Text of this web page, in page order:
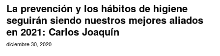
La prevención y los hábitos de higiene
seguirán siendo nuestros mejores aliados
en 2021: Carlos Joaquín
diciembre 30, 2020